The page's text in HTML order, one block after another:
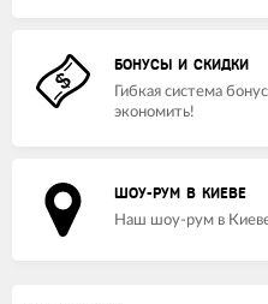
БОНУСЫ И СКИДКИ
Гибкая система
экономить!
ШОУ-РУМ В КИЕВЕ
Наш шоу-рум в